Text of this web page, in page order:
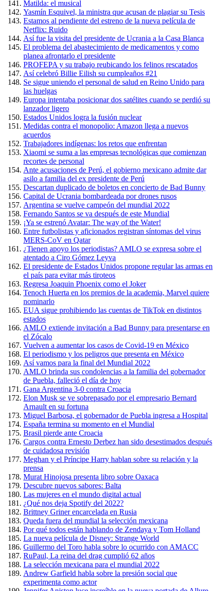
Matilda: el musical
Yasmín Esquivel, la ministra que acusan de plagiar su Tesis
Estamos al pendiente del estreno de la nueva película de
Netflix: Ruido
Así fue la visita del presidente de Ucrania a la Casa Blanca
El problema del abastecimiento de medicamentos y como
planea afrontarlo el presidente
PROFEPA y su trabajo reubicando los felinos rescatados
Así celebró Billie Eilish su cumpleaños #21
Se sigue uniendo el personal de salud en Reino Unido para
las huelgas
Europa intentaba posicionar dos satélites cuando se perdió su
lanzador ligero
Estados Unidos logra la fusión nuclear
Medidas contra el monopolio: Amazon llega a nuevos
acuerdos
Trabajadores indígenas: los retos que enfrentan
Xiaomi se suma a las empresas tecnológicas que comienzan
recortes de personal
Ante acusaciones de Perú, el gobierno mexicano admite dar
asilo a familia del ex presidente de Perú
Descartan duplicado de boletos en concierto de Bad Bunny
Capital de Ucrania bombardeada por drones rusos
Argentina se vuelve campeón del mundial 2022
Fernando Santos se va después de este Mundial
¡Ya se estrenó Avatar: The way of the Water!
Entre futbolistas y aficionados registran síntomas del virus
MERS-CoV en Qatar
¿Tienen apoyo los periodistas? AMLO se expresa sobre el
atentado a Ciro Gómez Leyva
El presidente de Estados Unidos propone regular las armas en
el país para evitar más tiroteos
Regresa Joaquin Phoenix como el Joker
Tenoch Huerta en los premios de la academia, Marvel quiere
nominarlo
EUA sigue prohibiendo las cuentas de TikTok en distintos
estados
AMLO extiende invitación a Bad Bunny para presentarse en
el Zócalo
Vuelven a aumentar los casos de Covid-19 en México
El periodismo y los peligros que presenta en México
Así vamos para la final del Mundial 2022
AMLO brinda sus condolencias a la familia del gobernador
de Puebla, falleció el día de hoy
Gana Argentina 3-0 contra Croacia
Elon Musk se ve sobrepasado por el empresario Bernard
Arnault en su fortuna
Miguel Barbosa, el gobernador de Puebla ingresa a Hospital
España termina su momento en el Mundial
Brasil pierde ante Croacia
Cargos contra Ernesto Derbez han sido desestimados después
de cuidadosa revisión
Meghan y el Príncipe Harry hablan sobre su relación y la
prensa
Murat Hinojosa presenta libro sobre Oaxaca
Descubre nuevos sabores: Balta
Las mujeres en el mundo digital actual
¿Qué nos deja Spotify del 2022?
Brittney Griner encarcelada en Rusia
Queda fuera del mundial la selección mexicana
Por qué todos están hablando de Zendaya y Tom Holland
La nueva película de Disney: Strange World
Guillermo del Toro habla sobre lo ocurrido con AMACC
RuPaul, La reina del drag cumplió 62 años
La selección mexicana para el mundial 2022
Andrew Garfield habla sobre la presión social que
experimenta como actor